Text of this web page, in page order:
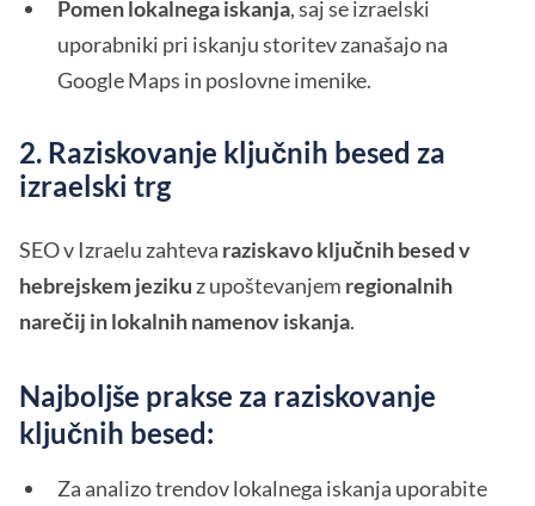
Pomen lokalnega iskanja, saj se izraelski
uporabniki pri iskanju storitev zanašajo na
Google Maps in poslovne imenike.
2. Raziskovanje ključnih besed za
izraelski trg
SEO v Izraelu zahteva raziskavo ključnih besed v
hebrejskem jeziku z upoštevanjem regionalnih
narečij in lokalnih namenov iskanja.
Najboljše prakse za raziskovanje
ključnih besed:
Za analizo trendov lokalnega iskanja uporabite